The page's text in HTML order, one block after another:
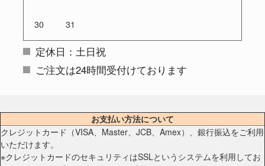
30 31
定休日：土日祝
ご注文は24時間受付けております
お支払い方法について
クレジットカード（VISA、Master、JCB、Amex）、銀行振込をご利用
いただけます。
※クレジットカードのセキュリティはSSLというシステムを利用してお